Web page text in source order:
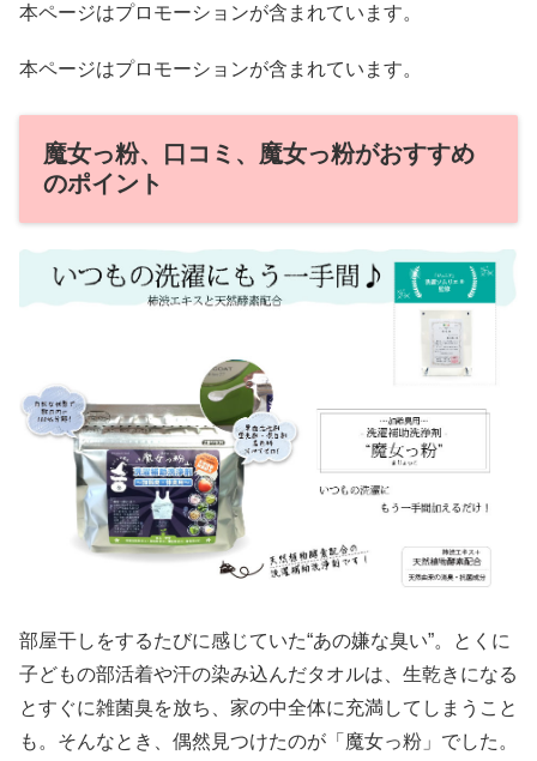
本ページはプロモーションが含まれています。
本ページはプロモーションが含まれています。
魔女っ粉、口コミ、魔女っ粉がおすすめ
のポイント
部屋干しをするたびに感じていた“あの嫌な臭い”。とくに
子どもの部活着や汗の染み込んだタオルは、生乾きになる
とすぐに雑菌臭を放ち、家の中全体に充満してしまうこと
も。そんなとき、偶然見つけたのが「魔女っ粉」でした。